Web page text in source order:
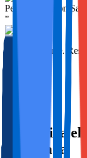
Pedro Jose Leon Saiz
”
Trato excelente.
Maximiza
Horadada